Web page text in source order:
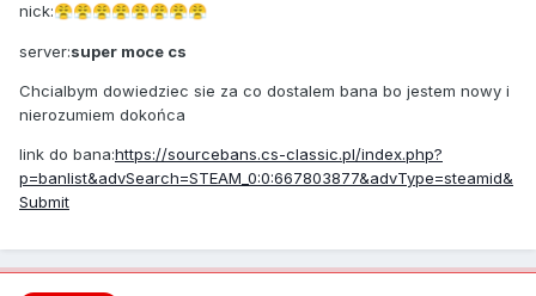
nick:😤😤😤😤😤😤😤😤
server:super moce cs
Chcialbym dowiedziec sie za co dostalem bana bo jestem nowy i
nierozumiem dokońca
link do bana:https://sourcebans.cs-classic.pl/index.php?
p=banlist&advSearch=STEAM_0:0:667803877&advType=steamid&
Submit